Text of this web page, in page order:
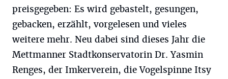
preisgegeben: Es wird gebastelt, gesungen,
gebacken, erzählt, vorgelesen und vieles
weitere mehr. Neu dabei sind dieses Jahr die
Mettmanner Stadtkonservatorin Dr. Yasmin
Renges, der Imkerverein, die Vogelspinne Itsy